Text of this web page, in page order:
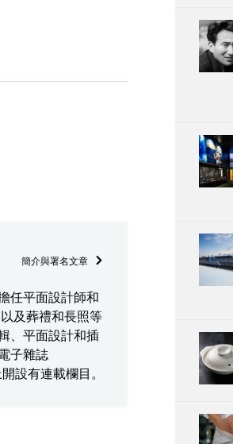
簡介與署名文章
任平面設計師和
及葬禮和長照等
、平面設計和插
子雜誌
設有連載欄目。